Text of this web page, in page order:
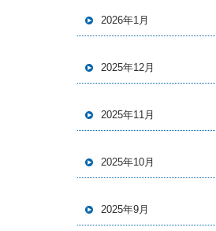
2026年1月
2025年12月
2025年11月
2025年10月
2025年9月